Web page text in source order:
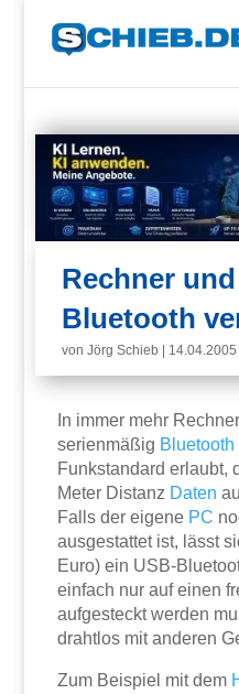
Rechner
Bluetooth
vonJörg Schieb 14.04.2005
In immer mehr
serienmäßig Bluetooth
Funkstandard erlaubt,
Meter Distanz Daten
Falls der eigene PC
ausgestattet ist, lässt
Euro) ein USB-
einfach nur auf einen
aufgesteckt werden
drahtlos mit anderen
Zum Beispiel mit dem